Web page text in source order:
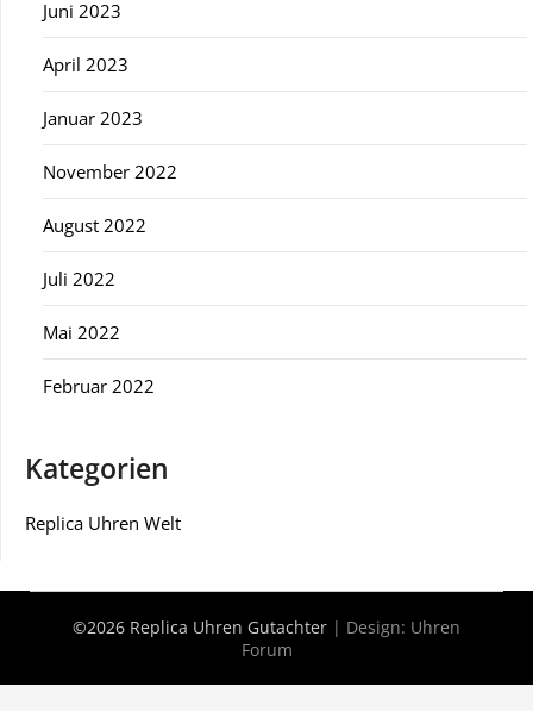
Juni 2023
April 2023
Januar 2023
November 2022
August 2022
Juli 2022
Mai 2022
Februar 2022
Kategorien
Replica Uhren Welt
©2026 Replica Uhren Gutachter | Design: Uhren
Forum